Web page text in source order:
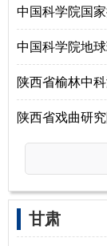
陕西省戏曲研
甘肃